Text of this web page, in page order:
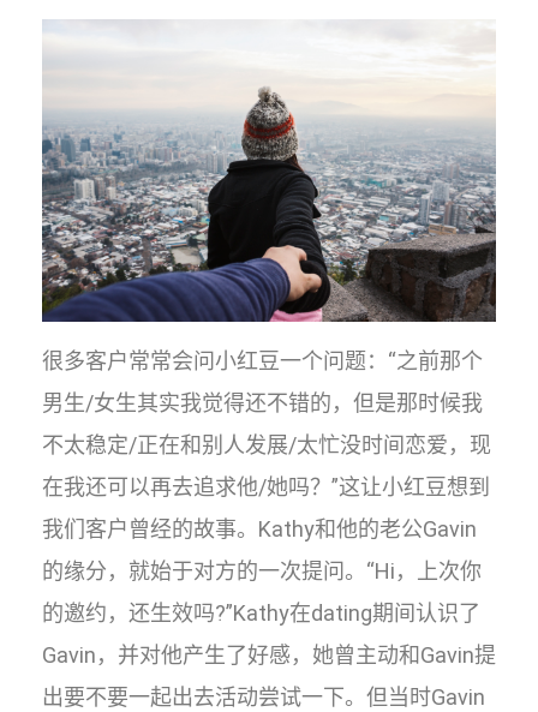
很多客户常常会问小红豆一个问题：“之前那个
男生/女生其实我觉得还不错的，但是那时候我
不太稳定/正在和别人发展/太忙没时间恋爱，现
在我还可以再去追求他/她吗？”这让小红豆想到
我们客户曾经的故事。Kathy和他的老公Gavin
的缘分，就始于对方的一次提问。“Hi，上次你
的邀约，还生效吗?”Kathy在dating期间认识了
Gavin，并对他产生了好感，她曾主动和Gavin提
出要不要一起出去活动尝试一下。但当时Gavin